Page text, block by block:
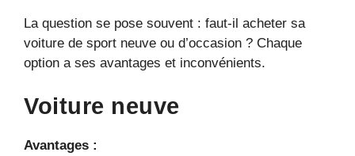
La question se pose souvent : faut-il acheter sa
voiture de sport neuve ou d’occasion ? Chaque
option a ses avantages et inconvénients.
Voiture neuve
Avantages :